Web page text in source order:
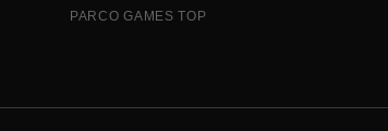
PARCO GAMES TOP